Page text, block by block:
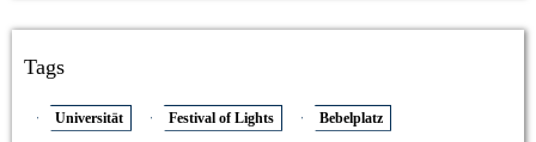
Tags
Universität Festival of Lights Bebelplatz